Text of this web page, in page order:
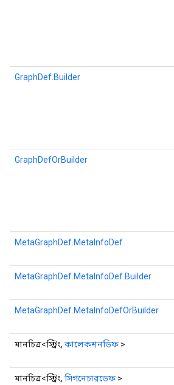
GraphDef.Builder
GraphDefOrBuilder
MetaGraphDef.MetaInfoDef
MetaGraphDef.MetaInfoDef.Builder
MetaGraphDef.MetaInfoDefOrBuilder
মানচিত্র<স্ট্রিং, কালেকশনডিফ >
মানচিত্র<স্ট্রিং, সিগনেচারডেফ >